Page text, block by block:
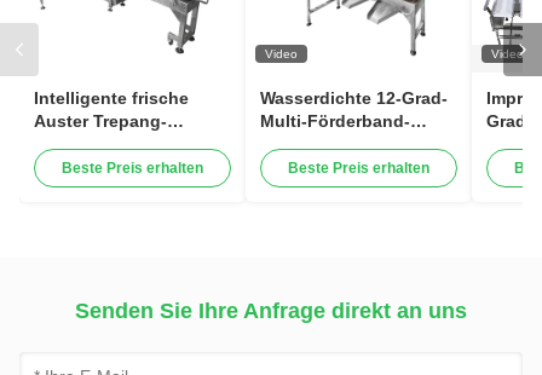
Intelligente frische
Auster Trepang-
Niveau-Meeresfrüchte-
Sortiermaschine der
Beste Preis erhalten
Video
Wasserdichte 12-Grad-
Multi-Förderband-
Maschine für Fische
Beste Preis erhalten
Video
Senden Sie Ihre Anfrage direkt an uns